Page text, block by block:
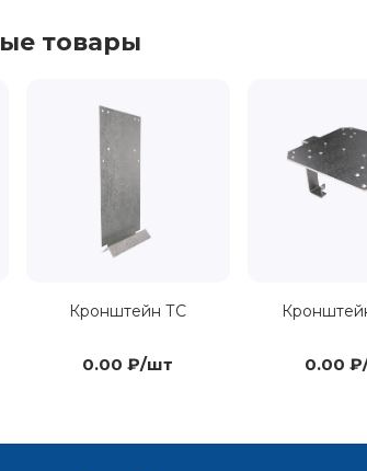
товары
Кронштейн ТС
0.00 ₽/шт 0.00